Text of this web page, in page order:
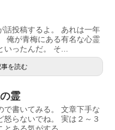
話投稿するよ。 あれは一年
俺が青梅にある有名な心霊
ったんだ。 そ...
事を読む
霊
で書いてみる。 文章下手な
怒らないでね。 実は２～３